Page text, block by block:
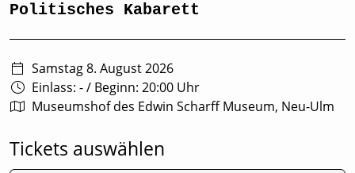
Politisches Kabarett
Samstag 8. August 2026
Einlass: -/ Beginn: 20:00 Uhr
Museumshof des Edwin Scharff Museum, Neu-Ulm
Tickets auswählen